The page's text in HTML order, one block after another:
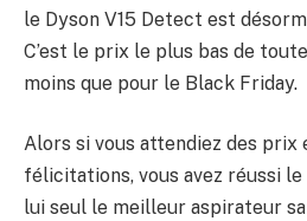
le Dyson V15 Detect est
C’est le prix le plus bas de
moins que pour le Black Friday.
Alors si vous attendiez des prix
félicitations, vous avez réussi
lui seul le meilleur aspirateur